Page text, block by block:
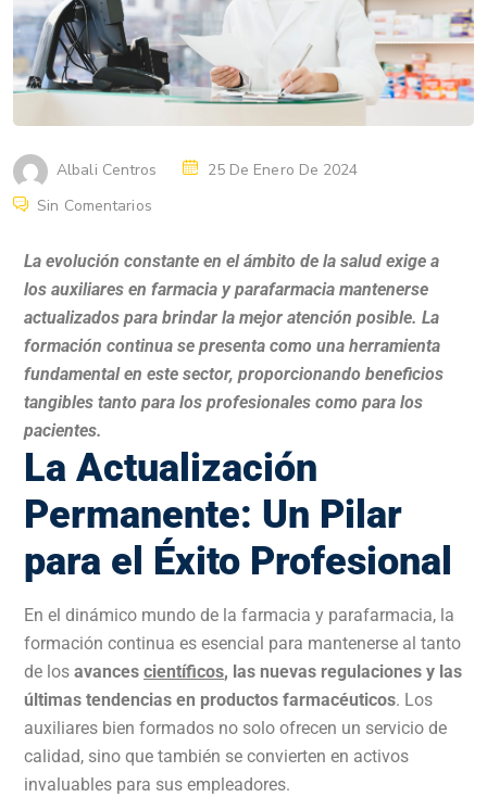
Albali Centros
25 De Enero De 2024
Sin Comentarios
La evolución constante en el ámbito de la salud exige a
los auxiliares en farmacia y parafarmacia mantenerse
actualizados para brindar la mejor atención posible. La
formación continua se presenta como una herramienta
fundamental en este sector, proporcionando beneficios
tangibles tanto para los profesionales como para los
pacientes.
La Actualización
Permanente: Un Pilar
para el Éxito Profesional
En el dinámico mundo de la farmacia y parafarmacia, la
formación continua es esencial para mantenerse al tanto
de los avances científicos, las nuevas regulaciones y las
últimas tendencias en productos farmacéuticos. Los
auxiliares bien formados no solo ofrecen un servicio de
calidad, sino que también se convierten en activos
invaluables para sus empleadores.